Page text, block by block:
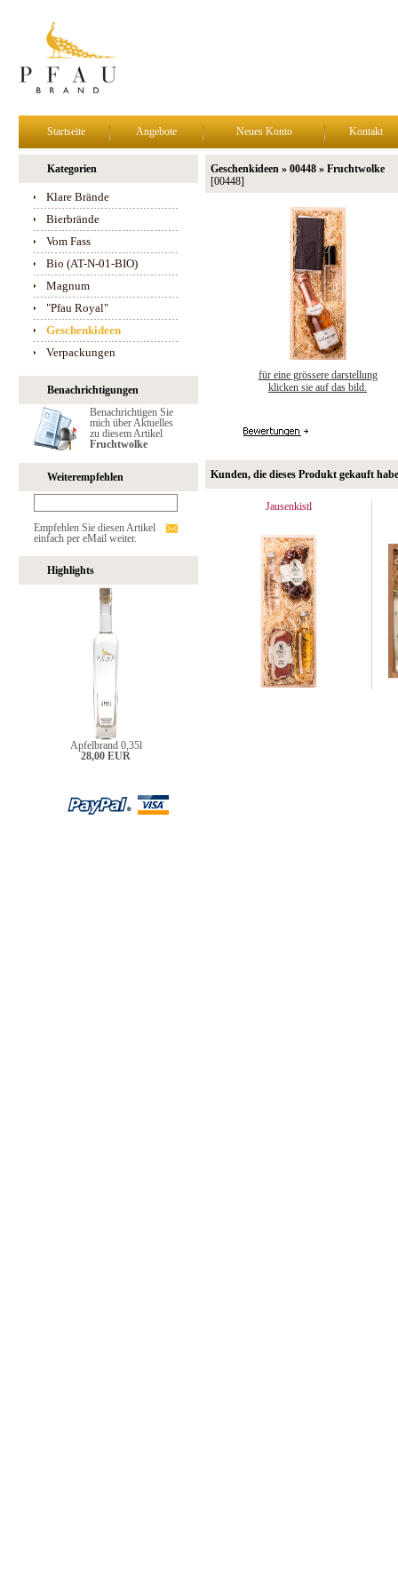
Startseite Angebote Neues Konto Kontakt
Kategorien
Klare Brände
Bierbrände
Vom Fass
Bio (AT-N-01-BIO)
Magnum
"Pfau Royal"
Geschenkideen
Verpackungen
Benachrichtigungen
Benachrichtigen Sie
mich über Aktuelles
zu diesem Artikel
Fruchtwolke
Weiterempfehlen
Empfehlen Sie diesen Artikel
einfach per eMail weiter.
Highlights
Apfelbrand 0,35l
28,00 EUR
Geschenkideen » 00448 » Fruchtwolke
[00448]
für eine grössere darstellung
klicken sie auf das bild.
Kunden, die dieses Produkt gekauft
Jausenkistl